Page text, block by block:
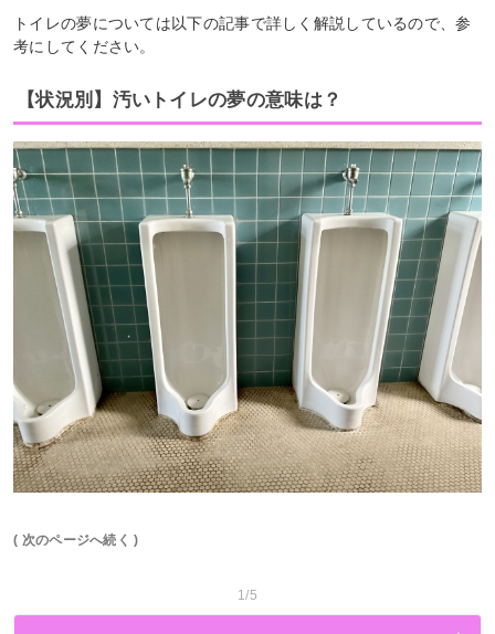
トイレの夢については以下の記事で詳しく解説しているので、参
考にしてください。
【状況別】汚いトイレの夢の意味は？
( 次のページへ続く )
1/5